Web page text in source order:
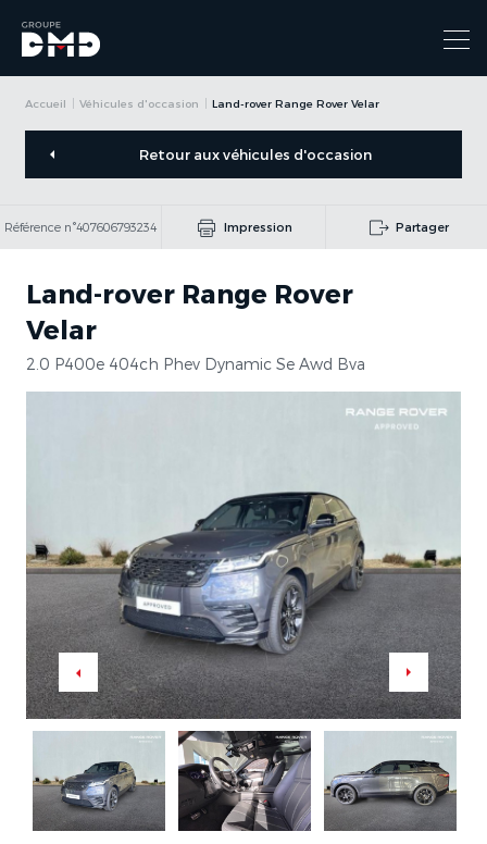
Accueil Véhicules d'occasion Land-rover Range Rover Velar
Retour aux véhicules d'occasion
Référence n°407606793234 Impression Partager
Land-rover Range Rover
Velar
2.0 P400e 404ch Phev Dynamic Se Awd Bva